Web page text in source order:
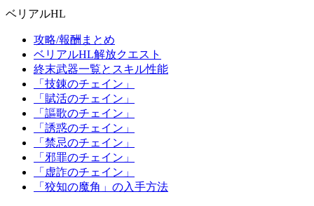
ベリアルHL
攻略/報酬まとめ
ベリアルHL解放クエスト
終末武器一覧とスキル性能
「技錬のチェイン」
「賦活のチェイン」
「謳歌のチェイン」
「誘惑のチェイン」
「禁忌のチェイン」
「邪罪のチェイン」
「虚詐のチェイン」
「狡知の魔角」の入手方法